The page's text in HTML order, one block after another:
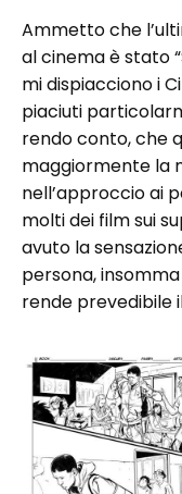
Ammetto che
al cinema è stato
mi dispiacciono i
piaciuti
rendo conto, che
maggiormente la
nell’approccio ai
molti dei film sui
avuto la
persona,
rende prevedibile